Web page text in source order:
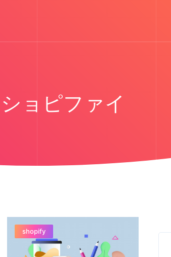
ショピファイ
shopify